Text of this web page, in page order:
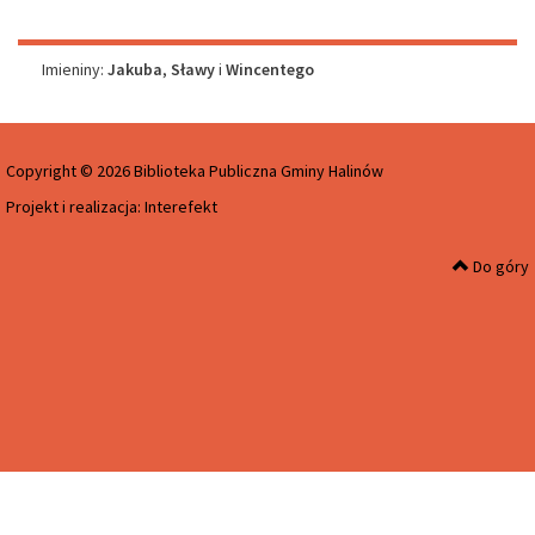
Imieniny
Imieniny: Jakuba, Sławyi Wincentego
Copyright © 2026 Biblioteka Publiczna Gminy Halinów
Projekt i realizacja: Interefekt
Do góry